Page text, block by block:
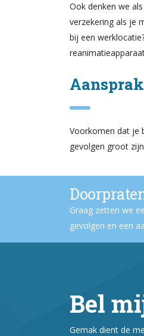
Ook denken we
verzekering als je
bij een
Voorkomen dat je
gevolgen groot
Graag zetten we
gevolgen en een
Bel
Gemak dient de